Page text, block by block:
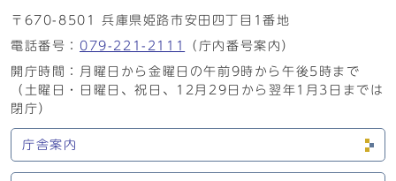
〒670-8501 兵庫県姫路市安田四丁目1番地
電話番号： 079-221-2111
（庁内番号案内）
開庁時間：月曜日から金曜日の午前9時から午後5時まで
（土曜日・日曜日、祝日、12月29日から翌年1月3日までは
閉庁）
庁舎案内